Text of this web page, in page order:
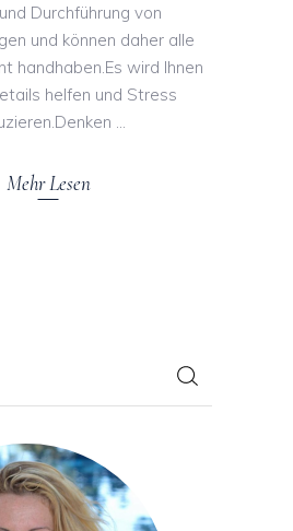
Durchführung von
und können daher alle
handhaben.Es wird Ihnen
helfen und Stress
Mehr Lesen